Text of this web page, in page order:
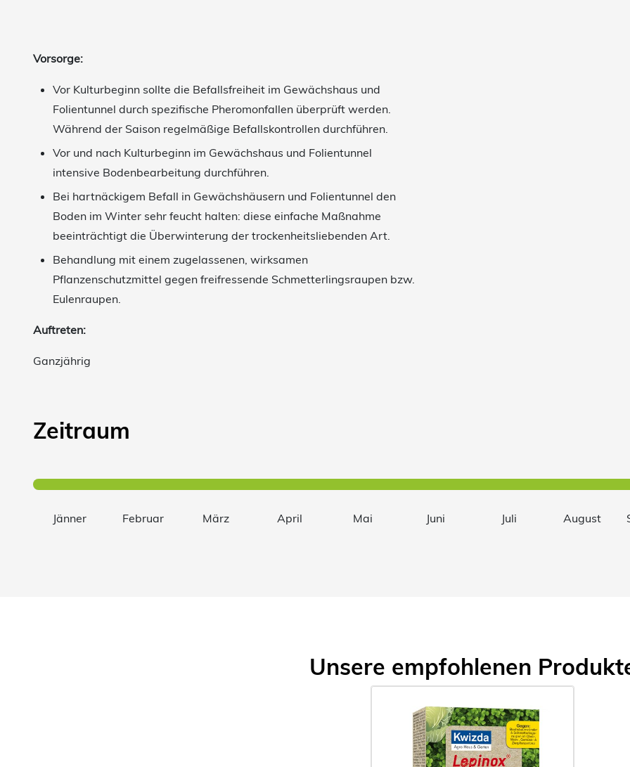
Vorsorge:
Vor Kulturbeginn sollte die Befallsfreiheit im Gewächshaus und
Folientunnel durch spezifische Pheromonfallen überprüft werden.
Während der Saison regelmäßige Befallskontrollen durchführen.
Vor und nach Kulturbeginn im Gewächshaus und Folientunnel
intensive Bodenbearbeitung durchführen.
Bei hartnäckigem Befall in Gewächshäusern und Folientunnel den
Boden im Winter sehr feucht halten: diese einfache Maßnahme
beeinträchtigt die Überwinterung der trockenheitsliebenden Art.
Behandlung mit einem zugelassenen, wirksamen
Pflanzenschutzmittel gegen freifressende Schmetterlingsraupen bzw.
Eulenraupen.
Auftreten:
Ganzjährig
Zeitraum
Jänner Februar März April Mai Juni Juli August
Unsere empfohlenen